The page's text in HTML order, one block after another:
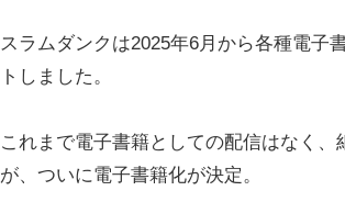
スラムダンクは2025年6月から各種電子
トしました。
これまで電子書籍としての配信はなく
が、ついに電子書籍化が決定。